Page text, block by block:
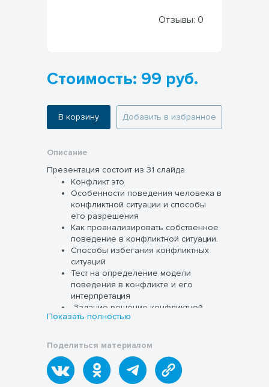
Отзывы: 0
Стоимость: 99 руб.
В корзину Добавить в избранное
Описание
Презентация состоит из 31 слайда
Конфликт это
Особенности поведения человека в
конфликтной ситуации и способы
его разрешения
Как проанализировать собственное
поведение в конфликтной ситуации.
Способы избегания конфликтных
ситуаций
Тест на определение модели
поведения в конфликте и его
интерпретация
Задание решение конфликтной
ситуации
Показать полностью
Поделиться материалом